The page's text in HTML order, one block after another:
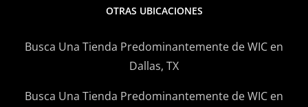
OTRAS UBICACIONES
Busca Una Tienda Predominantemente de WIC en
Dallas, TX
Busca Una Tienda Predominantemente de WIC en